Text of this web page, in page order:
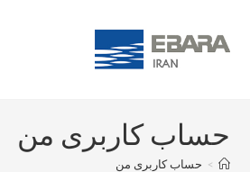
حساب کاربری من
> حساب کاربری من